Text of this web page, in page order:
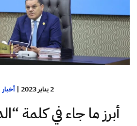
2 يناير 2023 | أخبار
أبرز ما جاء في كلمة